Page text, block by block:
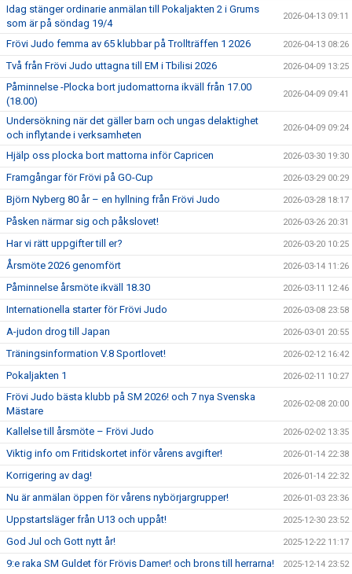
Idag stänger ordinarie anmälan till Pokaljakten 2 i Grums
som är på söndag 19/4
2026-04-13 09:11
Frövi Judo femma av 65 klubbar på Trollträffen 1 2026 2026-04-13 08:26
Två från Frövi Judo uttagna till EM i Tbilisi 2026 2026-04-09 13:25
Påminnelse -Plocka bort judomattorna ikväll från 17.00
(18.00)
2026-04-09 09:41
Undersökning när det gäller barn och ungas delaktighet
och inflytande i verksamheten
2026-04-09 09:24
Hjälp oss plocka bort mattorna inför Capricen 2026-03-30 19:30
Framgångar för Frövi på GO-Cup 2026-03-29 00:29
Björn Nyberg 80 år – en hyllning från Frövi Judo 2026-03-28 18:17
Påsken närmar sig och påkslovet! 2026-03-26 20:31
Har vi rätt uppgifter till er? 2026-03-20 10:25
Årsmöte 2026 genomfört 2026-03-14 11:26
Påminnelse årsmöte ikväll 18.30 2026-03-11 12:46
Internationella starter för Frövi Judo 2026-03-08 23:58
A-judon drog till Japan 2026-03-01 20:55
Träningsinformation V.8 Sportlovet! 2026-02-12 16:42
Pokaljakten 1 2026-02-11 10:27
Frövi Judo bästa klubb på SM 2026! och 7 nya Svenska
Mästare
2026-02-08 20:00
Kallelse till årsmöte – Frövi Judo 2026-02-02 13:35
Viktig info om Fritidskortet inför vårens avgifter! 2026-01-14 22:38
Korrigering av dag! 2026-01-14 22:32
Nu är anmälan öppen för vårens nybörjargrupper! 2026-01-03 23:36
Uppstartsläger från U13 och uppåt! 2025-12-30 23:52
God Jul och Gott nytt år! 2025-12-22 11:17
9:e raka SM Guldet för Frövis Damer! och brons till herrarna! 2025-12-14 23:52